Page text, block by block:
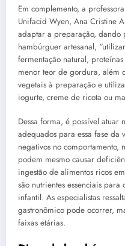
Em complemento, a
Unifacid Wyen, Ana Cristine
adaptar a preparação, dando
hambúrguer artesanal,
fermentação natural,
menor teor de gordura, além
vegetais à preparação e
iogurte, creme de ricota ou
Dessa forma, é possível atuar
adequados para essa fase
negativos no
podem mesmo causar
ingestão de alimentos ricos
são nutrientes essenciais
infantil. As especialistas
gastronômico pode ocorrer,
faixas etárias.